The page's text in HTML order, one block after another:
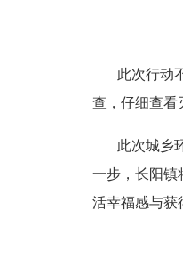
此次行动
查，仔细查看
此次城乡
一步，长阳镇
活幸福感与获